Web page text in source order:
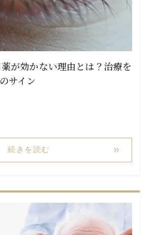
薬が効かない理由とは？治療を
サイン
続きを読む